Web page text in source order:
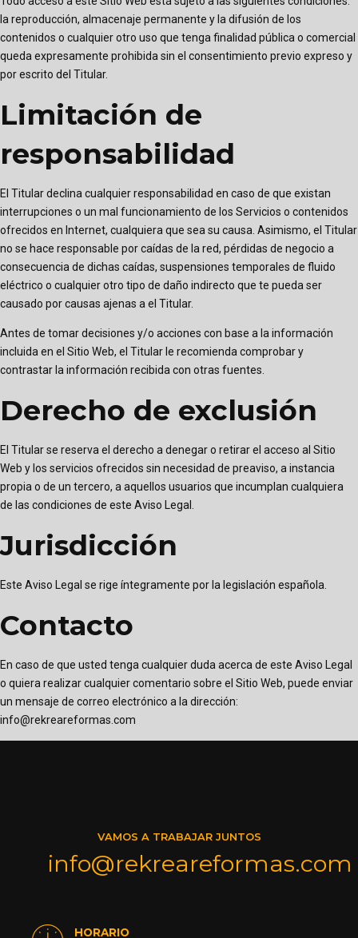
la reproducción, almacenaje permanente y la difusión de los
contenidos o cualquier otro uso que tenga finalidad pública o comercial
queda expresamente prohibida sin el consentimiento previo expreso y
por escrito del Titular.
Limitación de
responsabilidad
El Titular declina cualquier responsabilidad en caso de que existan
interrupciones o un mal funcionamiento de los Servicios o contenidos
ofrecidos en Internet, cualquiera que sea su causa. Asimismo, el Titular
no se hace responsable por caídas de la red, pérdidas de negocio a
consecuencia de dichas caídas, suspensiones temporales de fluido
eléctrico o cualquier otro tipo de daño indirecto que te pueda ser
causado por causas ajenas a el Titular.
Antes de tomar decisiones y/o acciones con base a la información
incluida en el Sitio Web, el Titular le recomienda comprobar y
contrastar la información recibida con otras fuentes.
Derecho de exclusión
El Titular se reserva el derecho a denegar o retirar el acceso al Sitio
Web y los servicios ofrecidos sin necesidad de preaviso, a instancia
propia o de un tercero, a aquellos usuarios que incumplan cualquiera
de las condiciones de este Aviso Legal.
Jurisdicción
Este Aviso Legal se rige íntegramente por la legislación española.
Contacto
En caso de que usted tenga cualquier duda acerca de este Aviso Legal
o quiera realizar cualquier comentario sobre el Sitio Web, puede enviar
un mensaje de correo electrónico a la dirección:
info@rekreareformas.com
VAMOS A TRABAJAR JUNTOS
info@rekreareformas.com
HORARIO